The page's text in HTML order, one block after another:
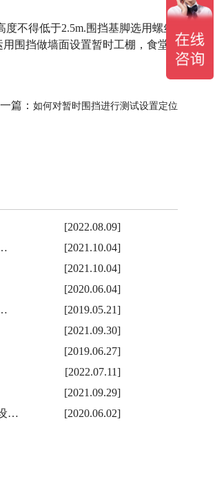
不得低于2.5m.围挡基脚选用螺丝
围挡做墙面设置暂时工棚，食堂
篇：如何对暂时围挡进行测试设置定位
[2022.08.09]
[2021.10.04]
[2021.10.04]
[2020.06.04]
[2019.05.21]
[2021.09.30]
[2019.06.27]
[2022.07.11]
[2021.09.29]
[2020.06.02]
…